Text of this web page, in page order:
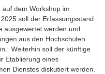
auf dem Workshop im
soll der Erfassungsstand
ausgewertet werden und
aus den Hochschulen
Weiterhin soll der künftige
Etablierung eines
Dienstes diskutiert werden.